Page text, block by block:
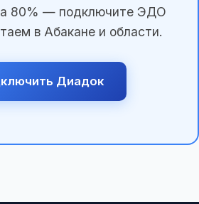
80% — подключите ЭДО
в Абакане и области.
Диадок